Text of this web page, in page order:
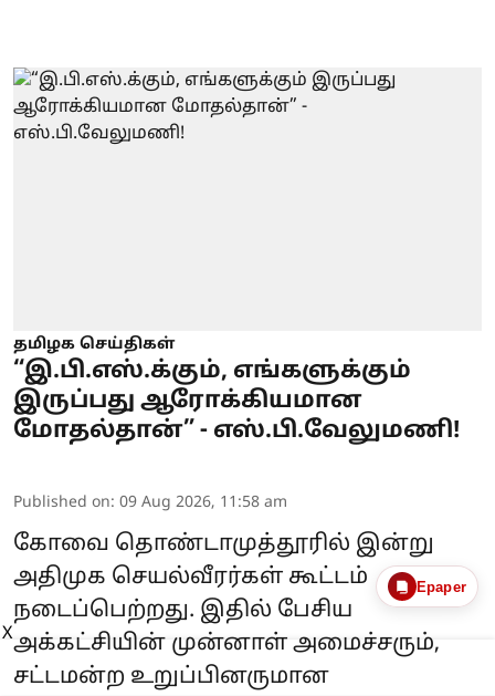
தமிழக செய்திகள்
“இ.பி.எஸ்.க்கும், எங்களுக்கும்
இருப்பது ஆரோக்கியமான
மோதல்தான்” - எஸ்.பி.வேலுமணி!
Published on: 09 Aug 2026, 11:58 am
கோவை தொண்டாமுத்தூரில் இன்று
அதிமுக செயல்வீரர்கள் கூட்டம்
நடைப்பெற்றது. இதில் பேசிய
அக்கட்சியின் முன்னாள் அமைச்சரும்,
சட்டமன்ற உறுப்பினருமான
Epaper
X